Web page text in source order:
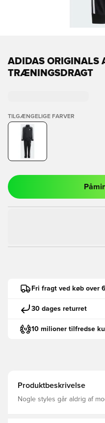
ADIDAS ORIGINALS
TRÆNINGSDRAGT
TILGÆNGELIGE FARVER
Fri fragt ved køb over
30 dages returret
10 milioner tilfredse
Produktbeskrivelse
Nogle styles går aldrig af